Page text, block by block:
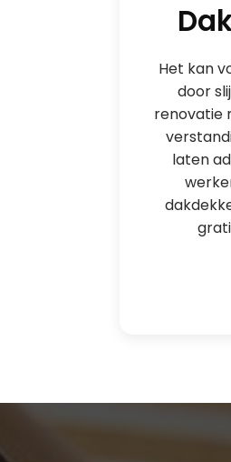
Het kan
door
renovatie
laten